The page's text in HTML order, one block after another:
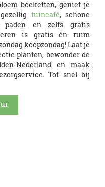
boeketten, geniet je
tuincafé, schone
paden en zelfs gratis
is gratis én ruim
koopzondag! Laat je
planten, bewonder de
Nederland en maak
Tot snel bij